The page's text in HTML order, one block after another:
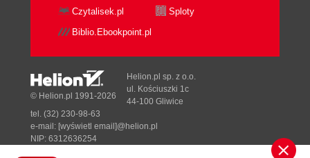
Czytalisek.pl
Sploty
Biblio.Ebookpoint.pl
© Helion.pl 1991-2026
Helion.pl sp. z o.o.
ul. Kościuszki 1c
44-100 Gliwice
tel. (32) 230-98-63
e-mail: [wyświetl email]@helion.pl
NIP: 6312636254